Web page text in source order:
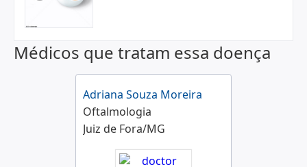
Médicos que tratam essa doença
Adriana Souza Moreira
Oftalmologia
Juiz de Fora/MG